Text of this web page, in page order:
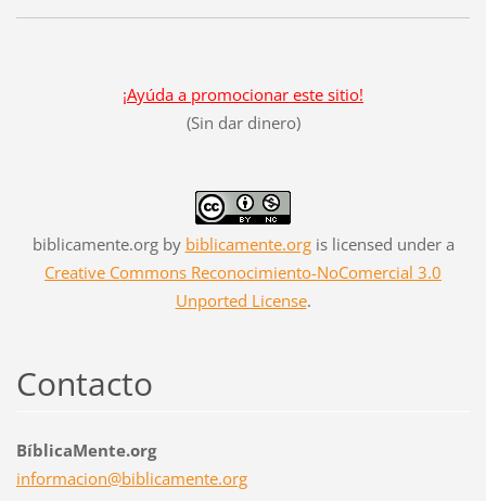
¡Ayúda a promocionar este sitio!
(Sin dar dinero)
biblicamente.orgby biblicamente.orgis licensed under a
Creative Commons Reconocimiento-NoComercial 3.0
Unported License.
Contacto
BíblicaMente.org
informacion@biblicamente.org